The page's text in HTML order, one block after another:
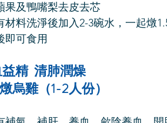
果及鴨嘴梨去皮去芯
材料洗淨後加入2-3碗水，一起燉
即可食用
精  清肺潤燥
烏雞（1-2人份）